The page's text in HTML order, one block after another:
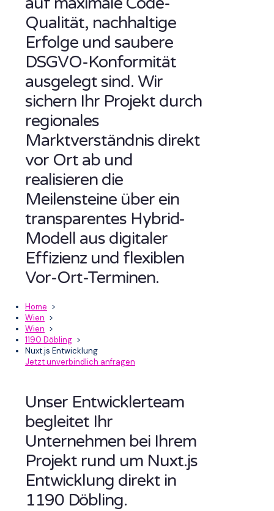
Qualität, nachhaltige
Erfolge und saubere
DSGVO-Konformität
ausgelegt sind. Wir
sichern Ihr Projekt durch
regionales
Marktverständnis direkt
vor Ort ab und
realisieren die
Meilensteine über ein
transparentes Hybrid-
Modell aus digitaler
Effizienz und flexiblen
Vor-Ort-Terminen.
Home >
Wien >
Wien >
1190 Döbling >
Nuxt.js Entwicklung
Jetzt unverbindlich anfragen
Unser Entwicklerteam
begleitet Ihr
Unternehmen bei Ihrem
Projekt rund um Nuxt.js
Entwicklung direkt in
1190 Döbling.